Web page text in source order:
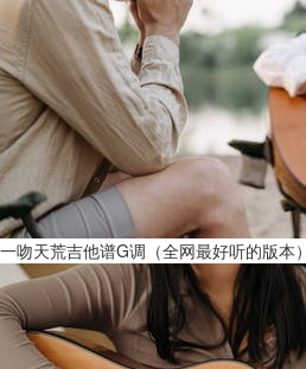
一吻天荒吉他谱G调（全网最好听的版本